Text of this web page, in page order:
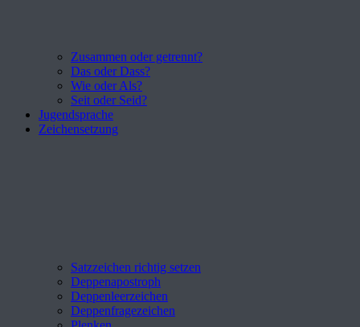
Zusammen oder getrennt?
Das oder Dass?
Wie oder Als?
Seit oder Seid?
Jugendsprache
Zeichensetzung
Satzzeichen richtig setzen
Deppenapostroph
Deppenleerzeichen
Deppenfragezeichen